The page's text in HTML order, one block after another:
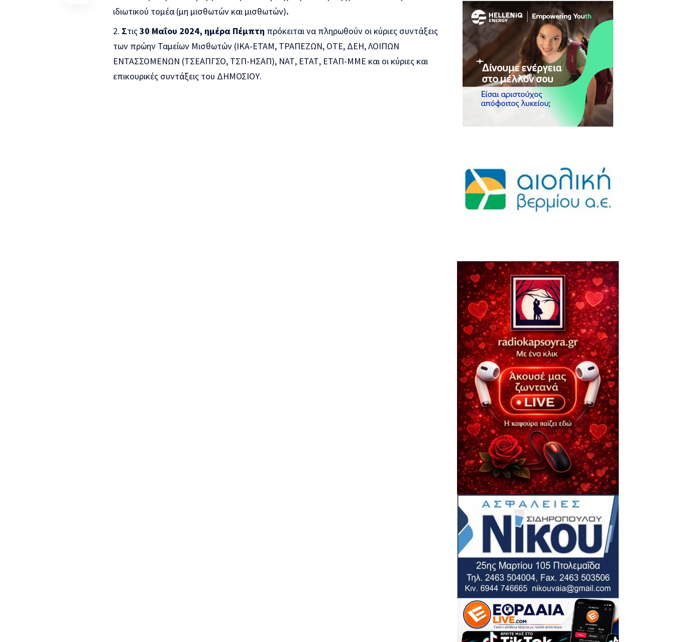
ιδιωτικού τομέα (μη μισθωτών και μισθωτών).
Στις30 Μαΐου 2024, ημέρα Πέμπτη πρόκειται να πληρωθούν οι κύριες συντάξεις
των πρώην Ταμείων Μισθωτών (ΙΚΑ-ΕΤΑΜ, ΤΡΑΠΕΖΩΝ, ΟΤΕ, ΔΕΗ, ΛΟΙΠΩΝ
ΕΝΤΑΣΣΟΜΕΝΩΝ (ΤΣΕΑΠΓΣΟ, ΤΣΠ-ΗΣΑΠ), ΝΑΤ, ΕΤΑΤ, ΕΤΑΠ-ΜΜΕ και οι κύριες και
επικουρικές συντάξεις του ΔΗΜΟΣΙΟΥ.